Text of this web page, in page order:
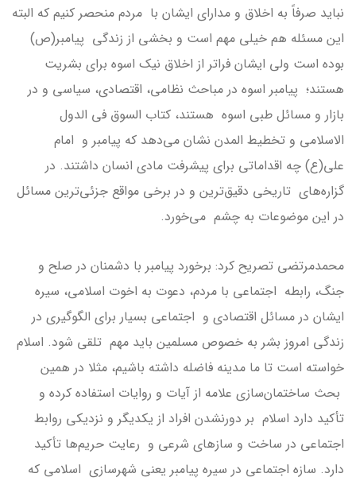
نباید صرفاً به اخلاق و مدارای ایشان با مردم منحصر کنیم که البته
این مسئله هم خیلی مهم است و بخشی از زندگی پیامبر(ص)
بوده است ولی ایشان فراتر از اخلاق نیک اسوه برای بشریت
هستند؛ پیامبر اسوه در مباحث نظامی، اقتصادی، سیاسی و در
بازار و مسائل طبی اسوه هستند، کتاب السوق فی الدول
الاسلامی و تخطیط المدن نشان می‌دهد که پیامبر و امام
علی(ع) چه اقداماتی برای پیشرفت مادی انسان داشتند. در
گزاره‌های تاریخی دقیق‌ترین و در برخی مواقع جزئی‌ترین مسائل
در این موضوعات به چشم می‌خورد.
محمدمرتضی تصریح کرد: برخورد پیامبر با دشمنان در صلح و
جنگ، رابطه اجتماعی با مردم، دعوت به اخوت اسلامی، سیره
ایشان در مسائل اقتصادی و اجتماعی بسیار برای الگوگیری در
زندگی امروز بشر به خصوص مسلمین باید مهم تلقی شود. اسلام
خواسته‌ است تا ما مدینه فاضله داشته باشیم، مثلا در همین
بحث ساختمان‌سازی علامه از آیات و روایات استفاده کرده و
تأکید دارد اسلام بر دورنشدن افراد از یکدیگر و نزدیکی روابط
اجتماعی در ساخت و سازهای شرعی و رعایت حریم‌ها تأکید
دارد. سازه اجتماعی در سیره پیامبر یعنی شهرسازی اسلامی که